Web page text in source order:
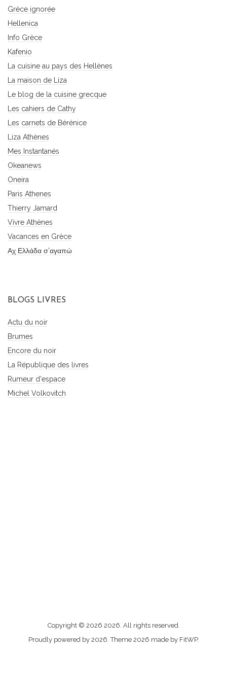
Grèce ignorée
Hellenica
Info Grèce
Kafenio
La cuisine au pays des Hellènes
La maison de Liza
Le blog de la cuisine grecque
Les cahiers de Cathy
Les carnets de Bérénice
Liza Athènes
Mes Instantanés
Okeanews
Oneira
Paris Athenes
Thierry Jamard
Vivre Athènes
Vacances en Grèce
Αχ Ελλάδα σ'αγαπώ
BLOGS LIVRES
Actu du noir
Brumes
Encore du noir
La République des livres
Rumeur d'espace
Michel Volkovitch
contacter
Copyright © 2026 2026. All rights reserved.
Proudly powered by 2026. Theme 2026 made by FitWP.